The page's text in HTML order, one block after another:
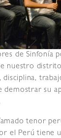
de Sinfonía
nuestro
disciplina,
demostrar su
tenor
el Perú tiene